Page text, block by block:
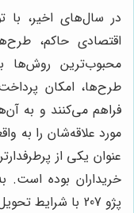
در سال‌های اخیر،
اقتصادی حاکم،
محبوب‌ترین روش‌ها
طرح‌ها، امکان
فراهم می‌کنند و به
عنوان یکی از
خریداران بوده
پژو 207 با